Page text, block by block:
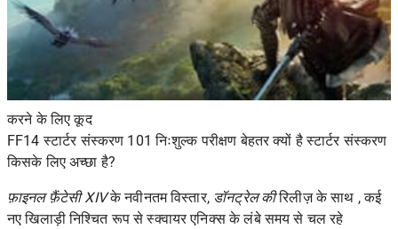
करने के लिए कूद
FF14 स्टार्टर संस्करण 101 निःशुल्क परीक्षण बेहतर क्यों है स्टार्टर संस्करण
किसके लिए अच्छा है?
फ़ाइनल फ़ैंटेसी XIVके नवीनतम विस्तार, डॉनट्रेल कीरिलीज़ के साथ , कई
नए खिलाड़ी निश्चित रूप से स्क्वायर एनिक्स के लंबे समय से चल रहे